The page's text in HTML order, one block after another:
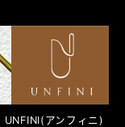
UNFINI(アンフィニ)